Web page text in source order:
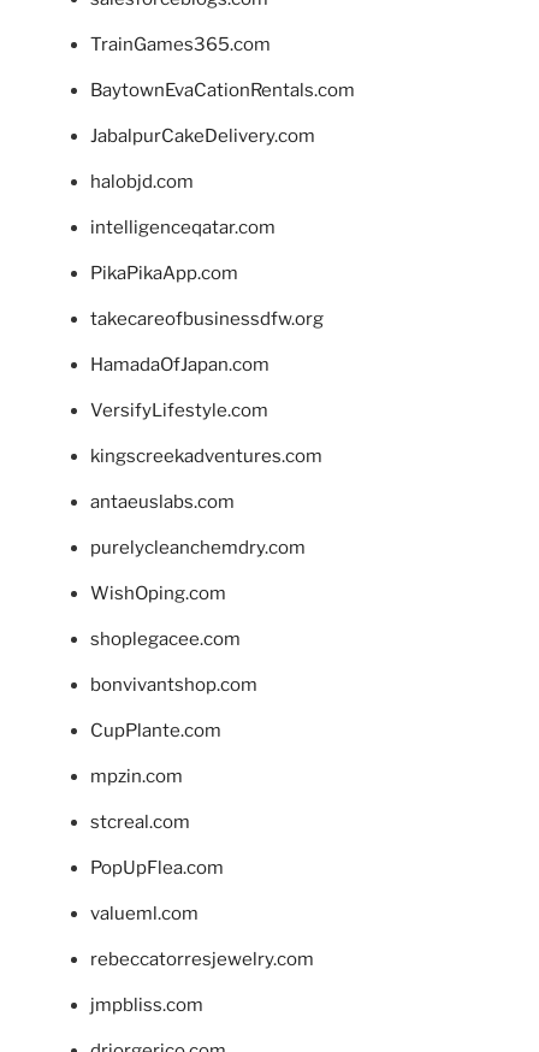
TrainGames365.com
BaytownEvaCationRentals.com
JabalpurCakeDelivery.com
halobjd.com
intelligenceqatar.com
PikaPikaApp.com
takecareofbusinessdfw.org
HamadaOfJapan.com
VersifyLifestyle.com
kingscreekadventures.com
antaeuslabs.com
purelycleanchemdry.com
WishOping.com
shoplegacee.com
bonvivantshop.com
CupPlante.com
mpzin.com
stcreal.com
PopUpFlea.com
valueml.com
rebeccatorresjewelry.com
jmpbliss.com